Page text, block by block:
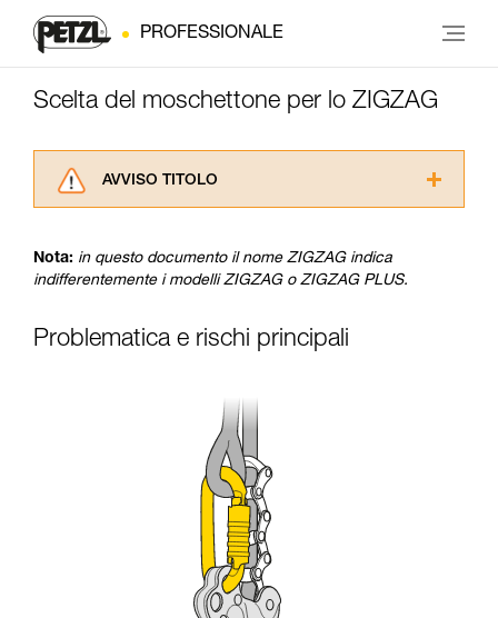
PROFESSIONALE
Scelta del moschettone per lo ZIGZAG
AVVISO TITOLO
consultarlo. Dovete aver compreso le
informazioni dell’istruzione tecnica per poter
La padronanza di queste tecniche richiede una
formazione ed un addestramento specifico.
capacità di rifare la manovra, da soli, in piena
sicurezza, prima di riprodurla autonomamente.
Forniamo esempi di tecniche relative alla vostra
attività. Ne possono esistere altre che non
vengono qui descritte.
Nota: in questo documento il nome ZIGZAG indica
indifferentemente i modelli ZIGZAG o ZIGZAG PLUS.
Problematica e rischi principali